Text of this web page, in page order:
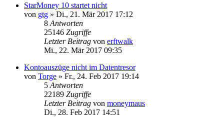
StarMoney 10 startet nicht
von gtg » Di., 21. Mär 2017 17:12
8 Antworten
25146 Zugriffe
Letzter Beitrag von erftwalk
Mi., 22. Mär 2017 09:35
Kontoauszüge nicht im Datentresor
von Torge » Fr., 24. Feb 2017 19:14
5 Antworten
22189 Zugriffe
Letzter Beitrag von moneymaus
Di., 28. Feb 2017 14:51